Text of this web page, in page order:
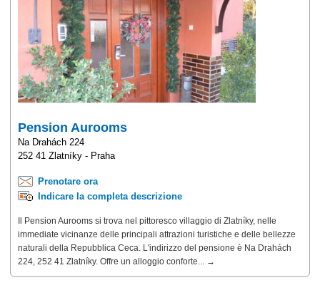
Pension Aurooms
Na Drahách 224
252 41 Zlatníky - Praha
Prenotare ora
Indicare la completa descrizione
Il Pension Aurooms si trova nel pittoresco villaggio di Zlatníky, nelle
immediate vicinanze delle principali attrazioni turistiche e delle bellezze
naturali della Repubblica Ceca. L'indirizzo del pensione è Na Drahách
224, 252 41 Zlatníky. Offre un alloggio conforte... →